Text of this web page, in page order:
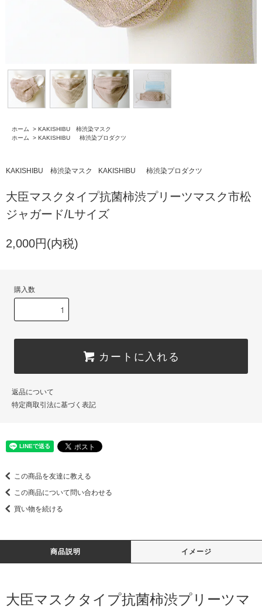
ホーム > KAKISHIBU 柿渋染マスク
ホーム
> KAKISHIBU 柿渋染プロダクツ
KAKISHIBU 柿渋染マスク KAKISHIBU 柿渋染プロダクツ
大臣マスクタイプ抗菌柿渋プリーツマスク市松
ジャガード/Lサイズ
2,000円(内税)
購入数
カートに入れる
返品について
特定商取引法に基づく表記
この商品を友達に教える
この商品について問い合わせる
買い物を続ける
商品説明 イメージ
大臣マスクタイプ抗菌柿渋プリーツマ